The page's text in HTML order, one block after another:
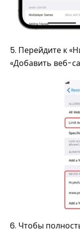
5. Перейдите к
«Добавить веб-
6. Чтобы